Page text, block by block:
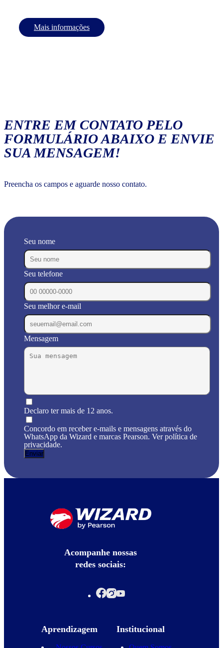
Mais informações
ENTRE EM CONTATO PELO
FORMULÁRIO ABAIXO E ENVIE
SUA MENSAGEM!
Preencha os campos e aguarde nosso contato.
Seu nome
Seu telefone
Seu melhor e-mail
Mensagem
Declaro ter mais de 12 anos.
Concordo em receber e-mails e mensagens através do
WhatsApp da Wizard e marcas Pearson. Ver política de
privacidade.
Acompanhe nossas
redes sociais:
Aprendizagem Institucional